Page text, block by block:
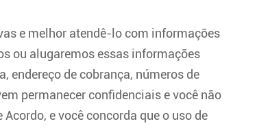
e melhor atendê-lo com informações
ou alugaremos essas informações
endereço de cobrança, números de
permanecer confidenciais e você não
e você concorda que o uso de